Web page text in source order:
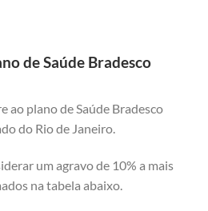
de Saúde Bradesco
ao plano de Saúde Bradesco
do Rio de Janeiro.
um agravo de 10% a mais
na tabela abaixo.